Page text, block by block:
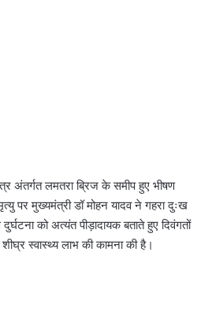
अंतर्गत लमतरा ब्रिज के समीप हुए भीषण
पर मुख्यमंत्री डॉ मोहन यादव ने गहरा दुःख
को अत्यंत पीड़ादायक बताते हुए दिवंगतों
स्वास्थ्य लाभ की कामना की है।